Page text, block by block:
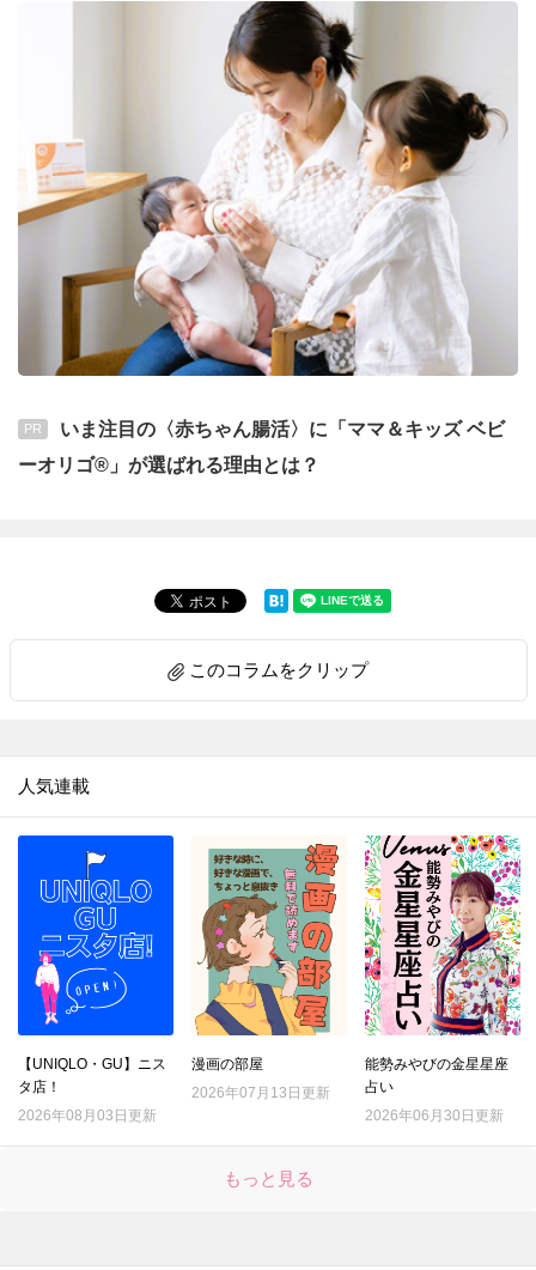
PR
いま注目の〈赤ちゃん腸活〉に「ママ＆キッズ ベビ
ーオリゴ®」が選ばれる理由とは？
このコラムをクリップ
人気連載
【UNIQLO・GU】ニス
タ店！
2026年08月03日更新
漫画の部屋
2026年07月13日更新
能勢みやびの金星星座
占い
2026年06月30日更新
もっと見る